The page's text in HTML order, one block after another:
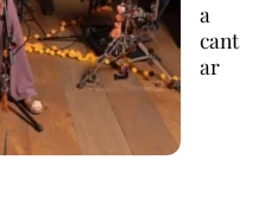
a
cant
ar